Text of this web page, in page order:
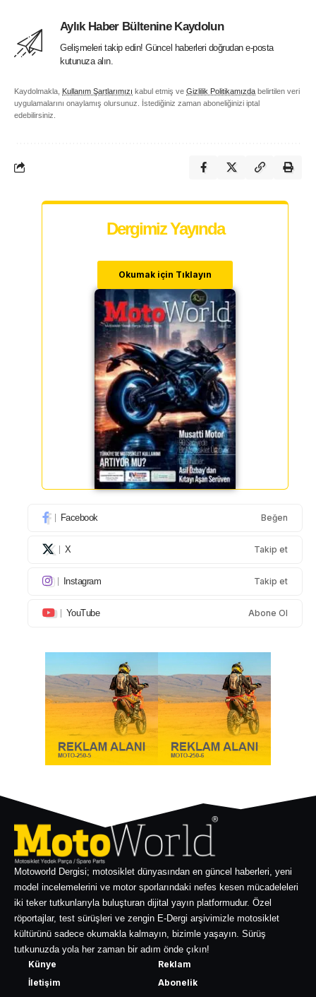
Aylık Haber Bültenine Kaydolun
Gelişmeleri takip edin! Güncel haberleri doğrudan e-posta
kutunuza alın.
Kaydolmakla, Kullanım Şartlarımızı kabul etmiş ve Gizlilik Politikamızda belirtilen veri
uygulamalarını onaylamış olursunuz. İstediğiniz zaman aboneliğinizi iptal
edebilirsiniz.
Dergimiz Yayında
Okumak için Tıklayın
Facebook Beğen
X Takip et
Instagram Takip et
YouTube Abone Ol
Motoworld Dergisi; motosiklet dünyasından en güncel haberleri, yeni
model incelemelerini ve motor sporlarındaki nefes kesen mücadeleleri
iki teker tutkunlarıyla buluşturan dijital yayın platformudur. Özel
röportajlar, test sürüşleri ve zengin E-Dergi arşivimizle motosiklet
kültürünü sadece okumakla kalmayın, bizimle yaşayın. Sürüş
tutkunuzda yola her zaman bir adım önde çıkın!
Künye
İletişim
Reklam
Abonelik